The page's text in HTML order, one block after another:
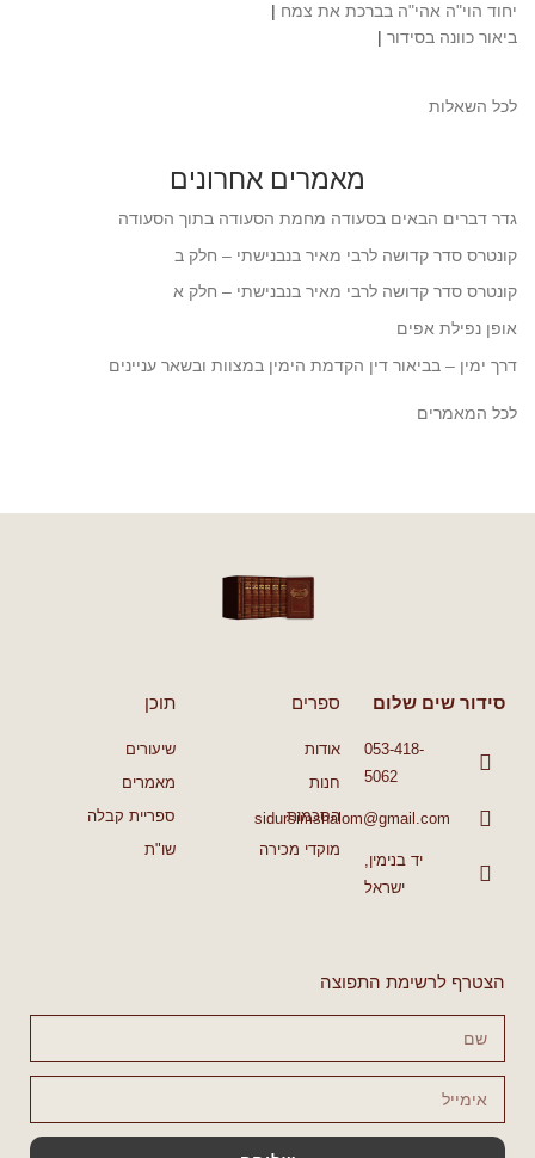
יחוד הוי"ה אהי"ה בברכת את צמח |
ביאור כוונה בסידור |
לכל השאלות
מאמרים אחרונים
גדר דברים הבאים בסעודה מחמת הסעודה בתוך הסעודה
קונטרס סדר קדושה לרבי מאיר בנבנישתי – חלק ב
קונטרס סדר קדושה לרבי מאיר בנבנישתי – חלק א
אופן נפילת אפים
דרך ימין – בביאור דין הקדמת הימין במצוות ובשאר עניינים
לכל המאמרים
סידור שים שלום
053-418-
5062
sidursimshalom@gmail.com
יד בנימין,
ישראל
ספרים
אודות
חנות
הסכמות
מוקדי מכירה
תוכן
שיעורים
מאמרים
ספריית קבלה
שו"ת
הצטרף לרשימת התפוצה